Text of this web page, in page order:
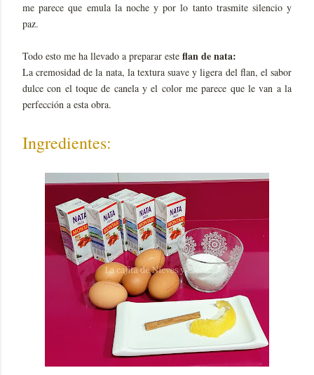
me parece que emula la noche y por lo tanto trasmite silencio y
paz.
Todo esto me ha llevado a preparar este flan de nata:
La cremosidad de la nata, la textura suave y ligera del flan, el sabor
dulce con el toque de canela y el color me parece que le van a la
perfección a esta obra.
Ingredientes: